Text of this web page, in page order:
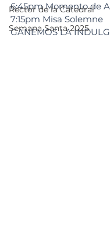
Rector de la Catedral
Semana Santa 2025
6:45pm Momento de
7:15pm Misa Solemne
GANEMOS LA